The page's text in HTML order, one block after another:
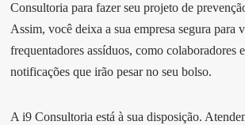
Consultoria para fazer seu projeto de
Assim, você deixa a sua empresa segura para
frequentadores assíduos, como colaboradores
notificações que irão pesar no seu bolso.
A i9 Consultoria está à sua disposição.